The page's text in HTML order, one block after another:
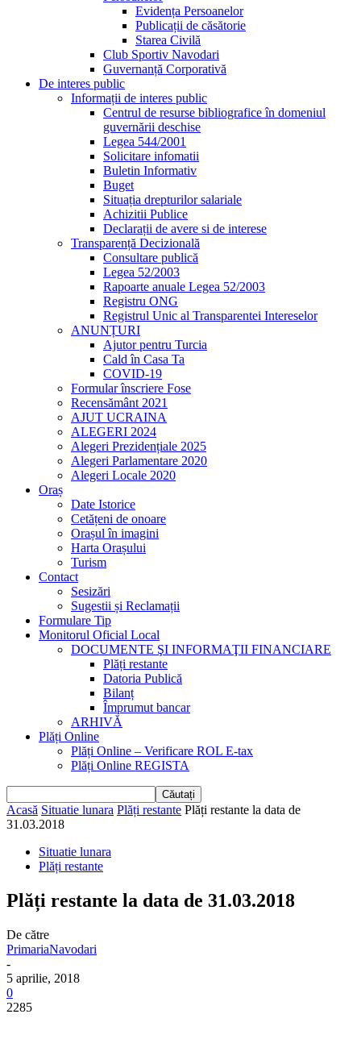
Evidența Persoanelor
Publicații de căsătorie
Starea Civilă
Club Sportiv Navodari
Guvernanță Corporativă
De interes public
Informații de interes public
Centrul de resurse bibliografice în domeniul
guvernării deschise
Legea 544/2001
Solicitare infomatii
Buletin Informativ
Buget
Situația drepturilor salariale
Achizitii Publice
Declarații de avere si de interese
Transparență Decizională
Consultare publică
Legea 52/2003
Rapoarte anuale Legea 52/2003
Registru ONG
Registrul Unic al Transparentei Intereselor
ANUNȚURI
Ajutor pentru Turcia
Cald în Casa Ta
COVID-19
Formular înscriere Fose
Recensământ 2021
AJUT UCRAINA
ALEGERI 2024
Alegeri Prezidențiale 2025
Alegeri Parlamentare 2020
Alegeri Locale 2020
Oraș
Date Istorice
Cetățeni de onoare
Orașul în imagini
Harta Orașului
Turism
Contact
Sesizări
Sugestii și Reclamații
Formulare Tip
Monitorul Oficial Local
DOCUMENTE ŞI INFORMAŢII FINANCIARE
Plăți restante
Datoria Publică
Bilanț
Împrumut bancar
ARHIVĂ
Plăți Online
Plăți Online – Verificare ROL E-tax
Plăți Online REGISTA
Acasă Situatie lunara Plăți restante Plăți restante la data de
31.03.2018
Situatie lunara
Plăți restante
Plăți restante la data de 31.03.2018
De către
PrimariaNavodari
-
5 aprilie, 2018
0
2285